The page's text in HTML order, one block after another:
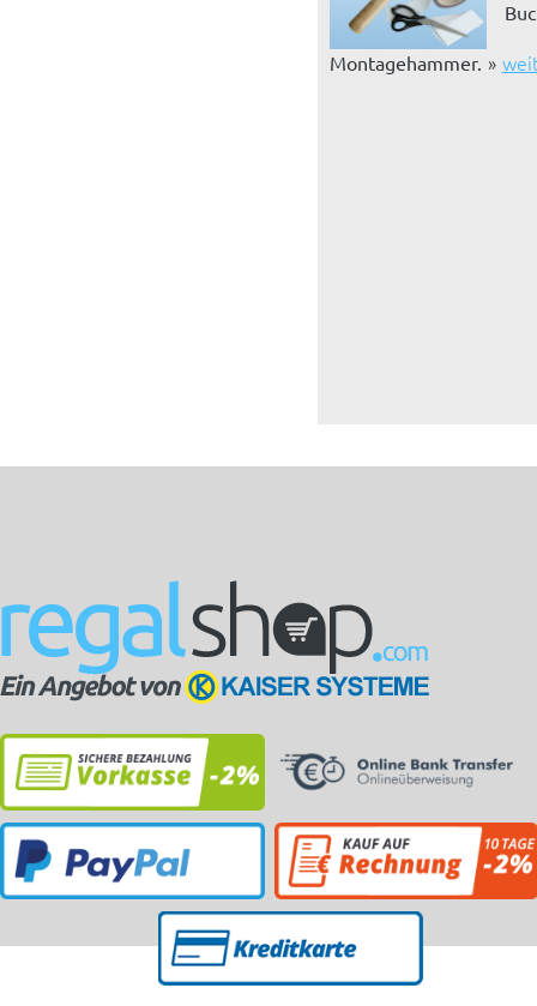
Montagehammer.